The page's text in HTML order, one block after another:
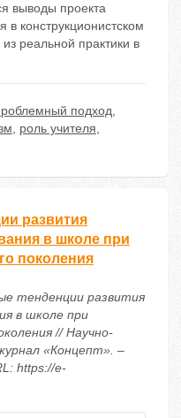
выводы проекта
в конструкционистском
реальной практики в
подход,
, роль учителя,
развития
в школе при
поколения
тенденции развития
в школе при
// Научно-
«Концепт». –
https://e-